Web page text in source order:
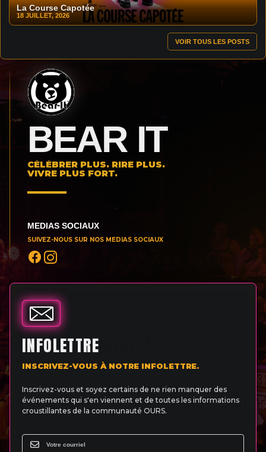
La Course Capotée
18 JUILLET, 2026
VOIR TOUS LES POSTS
BEAR IT
CÉLÉBRER PLUS. RIRE PLUS.
VIVRE PLUS FORT.
MEDIAS SOCIAUX
SUIVEZ-NOUS SUR NOS MEDIAS SOCIAUX
INFOLETTRE
INSCRIVEZ-VOUS À NOTRE INFOLETTRE.
Inscrivez-vous et soyez certains de ne rien manquer des
événements qui s'en viennent et de toutes les informations
croustillantes de la communauté OURS.